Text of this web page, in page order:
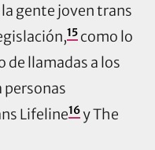
gente joven trans
15como lo
de llamadas a los
personas
Lifeline16y The